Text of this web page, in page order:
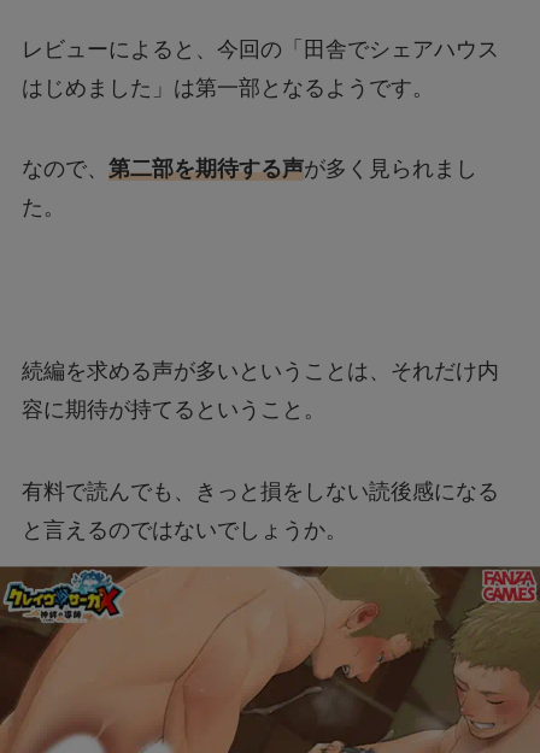
レビューによると、今回の「田舎でシェアハウス
はじめました」は第一部となるようです。
なので、 第二部を期待する声が多く見られまし
た。
続編を求める声が多いということは、それだけ内
容に期待が持てるということ。
有料で読んでも、きっと損をしない読後感になる
と言えるのではないでしょうか。